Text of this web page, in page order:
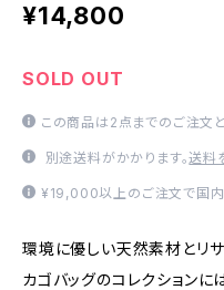
¥14,800
SOLD OUT
この商品は2点までのご注文
別途送料がかかります。送料
¥19,000以上のご注文で国内
環境に優しい天然素材とリ
カゴバッグのコレクションに